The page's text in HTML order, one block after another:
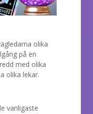
olika
på en
med olika
olika lekar.
vanligaste